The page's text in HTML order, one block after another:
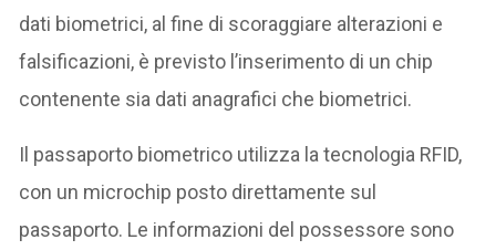
dati biometrici, al fine di scoraggiare alterazioni e
falsificazioni, è previsto l’inserimento di un chip
contenente sia dati anagrafici che biometrici.
Il passaporto biometrico utilizza la tecnologia RFID,
con un microchip posto direttamente sul
passaporto. Le informazioni del possessore sono